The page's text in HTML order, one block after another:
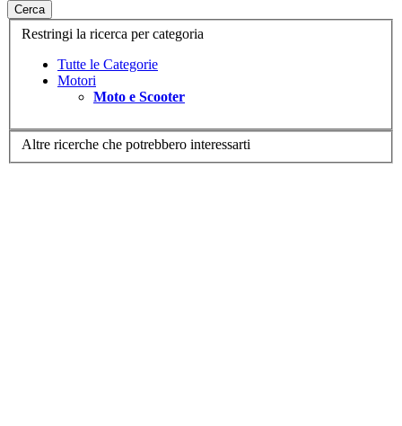
Cerca
Restringi la ricerca per categoria
Tutte le Categorie
Motori
Moto e Scooter
Altre ricerche che potrebbero interessarti